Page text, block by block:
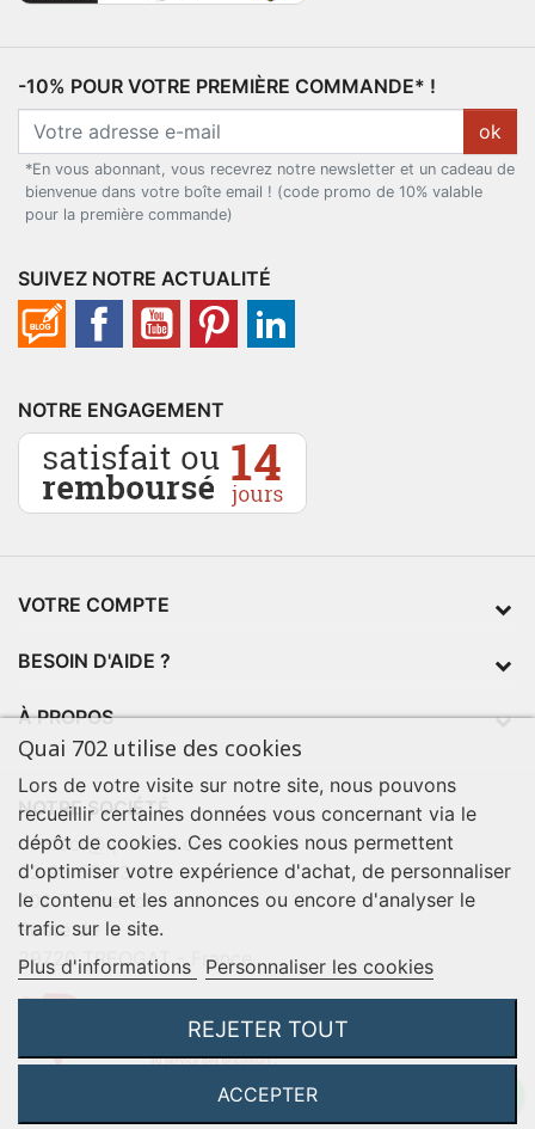
-10% POUR VOTRE PREMIÈRE COMMANDE* !
ok
*En vous abonnant, vous recevrez notre newsletter et un cadeau de
bienvenue dans votre boîte email ! (code promo de 10% valable
pour la première commande)
SUIVEZ NOTRE ACTUALITÉ
NOTRE ENGAGEMENT
VOTRE COMPTE
BESOIN D'AIDE ?
À PROPOS
NOTRE SOCIÉTÉ
contact@quai702.com
02 98 55 93 94
702 Tourne-Ici
Route de la mer
29720 TREOGAT - France
Quai 702 utilise des cookies
Lors de votre visite sur notre site, nous pouvons
recueillir certaines données vous concernant via le
dépôt de cookies. Ces cookies nous permettent
d'optimiser votre expérience d'achat, de personnaliser
le contenu et les annonces ou encore d'analyser le
trafic sur le site.
Plus d'informations
Personnaliser les cookies
REJETER TOUT
ACCEPTER